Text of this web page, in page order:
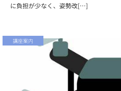
に負担が少なく、姿勢改[…]
講座案内